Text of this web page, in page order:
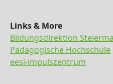
Links & More
Bildungsdirektion
Pädagogische Hochschule
eesi-impulszentrum